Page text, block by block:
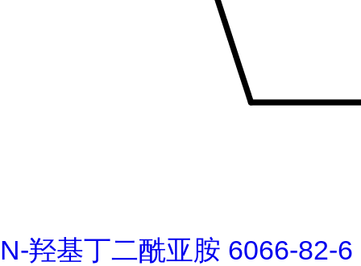
N-羟基丁二酰亚胺 6066-82-6